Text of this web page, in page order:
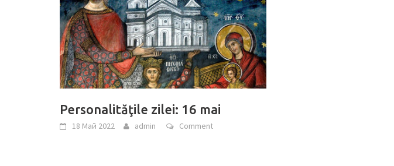
Personalităţile zilei: 16 mai
18 Май 2022 admin Comment